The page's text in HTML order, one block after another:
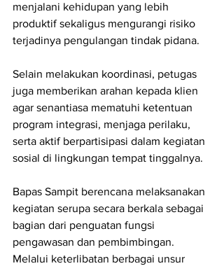
menjalani kehidupan yang lebih
produktif sekaligus mengurangi risiko
terjadinya pengulangan tindak pidana.
Selain melakukan koordinasi, petugas
juga memberikan arahan kepada klien
agar senantiasa mematuhi ketentuan
program integrasi, menjaga perilaku,
serta aktif berpartisipasi dalam kegiatan
sosial di lingkungan tempat tinggalnya.
Bapas Sampit berencana melaksanakan
kegiatan serupa secara berkala sebagai
bagian dari penguatan fungsi
pengawasan dan pembimbingan.
Melalui keterlibatan berbagai unsur